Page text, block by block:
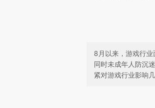
8月以来，游戏行
同时未成年人防沉
紧对游戏行业影响